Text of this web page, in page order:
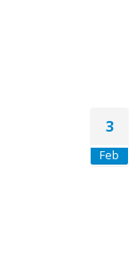
3
Feb